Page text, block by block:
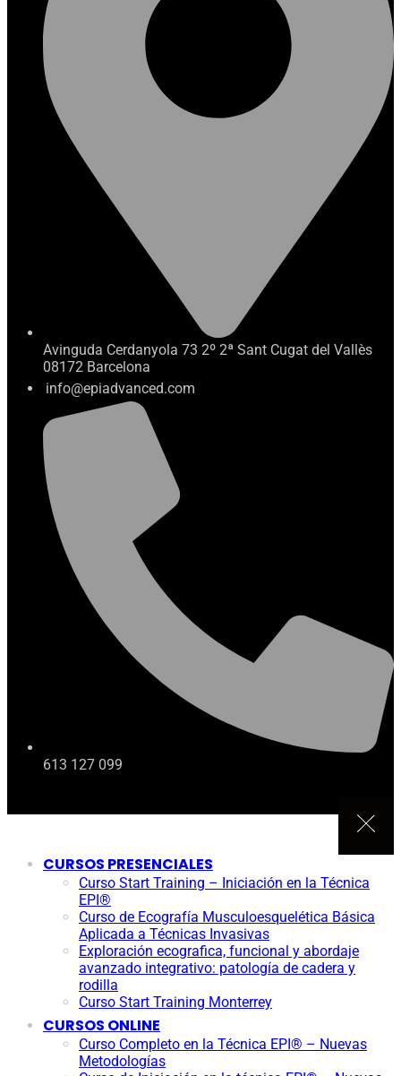
Avinguda Cerdanyola 73 2º 2ª Sant Cugat del Vallès
08172 Barcelona
info@epiadvanced.com
613 127 099
CURSOS PRESENCIALES
Curso Start Training – Iniciación en la Técnica
EPI®
Curso de Ecografía Musculoesquelética Básica
Aplicada a Técnicas Invasivas
Exploración ecografica, funcional y abordaje
avanzado integrativo: patología de cadera y
rodilla
Curso Start Training Monterrey
CURSOS ONLINE
Curso Completo en la Técnica EPI® – Nuevas
Metodologías